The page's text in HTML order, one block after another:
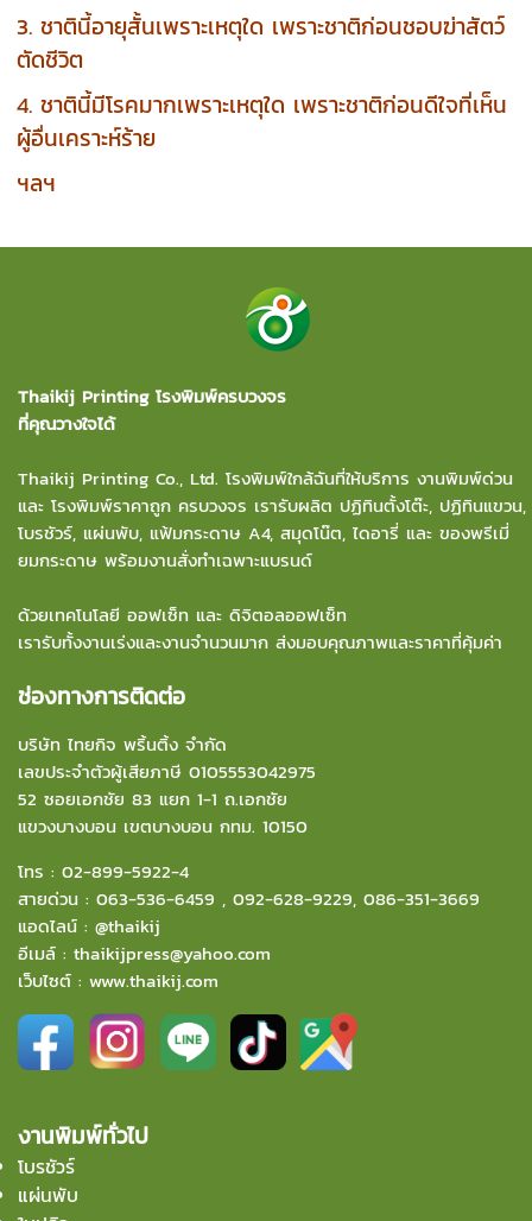
3. ชาตินี้อายุสั้นเพราะเหตุใด เพราะชาติก่อนชอบฆ่าสัตว์
ตัดชีวิต
4. ชาตินี้มีโรคมากเพราะเหตุใด เพราะชาติก่อนดีใจที่เห็น
ผู้อื่นเคราะห์ร้าย
ฯลฯ
Thaikij Printing โรงพิมพ์ครบวงจร
ที่คุณวางใจได้
Thaikij Printing Co., Ltd. โรงพิมพ์ใกล้ฉันที่ให้บริการ งานพิมพ์ด่วน
และ โรงพิมพ์ราคาถูก ครบวงจร เรารับผลิต ปฏิทินตั้งโต๊ะ, ปฏิทินแขวน,
โบรชัวร์, แผ่นพับ, แฟ้มกระดาษ A4, สมุดโน๊ต, ไดอารี่ และ ของพรีเมี่
ยมกระดาษ พร้อมงานสั่งทำเฉพาะแบรนด์
ด้วยเทคโนโลยี ออฟเซ็ท และ ดิจิตอลออฟเซ็ท
เรารับทั้งงานเร่งและงานจำนวนมาก ส่งมอบคุณภาพและราคาที่คุ้มค่า
ช่องทางการติดต่อ
บริษัท ไทยกิจ พริ้นติ้ง จำกัด
เลขประจำตัวผู้เสียภาษี 0105553042975
52 ซอยเอกชัย 83 แยก 1-1 ถ.เอกชัย
แขวงบางบอน เขตบางบอน กทม. 10150
โทร : 02-899-5922-4
สายด่วน : 063-536-6459 , 092-628-9229, 086-351-3669
แอดไลน์ : @thaikij
อีเมล์ : thaikijpress@yahoo.com
เว็บไซต์ : www.thaikij.com
งานพิมพ์ทั่วไป
โบรชัวร์
แผ่นพับ